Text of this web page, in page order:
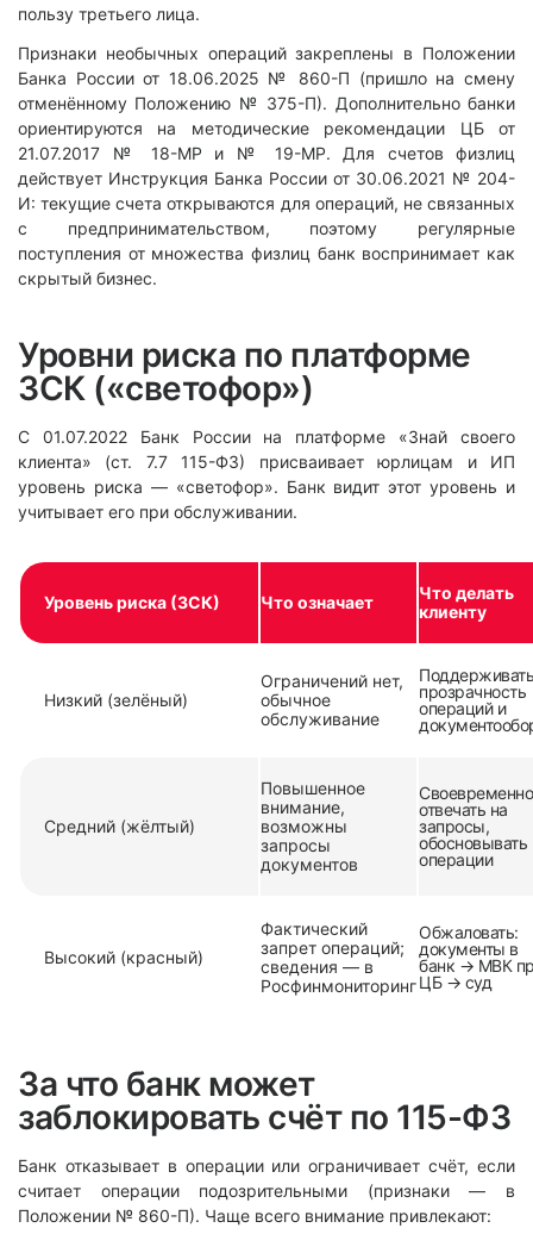
пользу третьего лица.
Признаки необычных операций закреплены в Положении
Банка России от 18.06.2025 № 860-П (пришло на смену
отменённому Положению № 375-П). Дополнительно банки
ориентируются на методические рекомендации ЦБ от
21.07.2017 № 18-МР и № 19-МР. Для счетов физлиц
действует Инструкция Банка России от 30.06.2021 № 204-
И: текущие счета открываются для операций, не связанных
с предпринимательством, поэтому регулярные
поступления от множества физлиц банк воспринимает как
скрытый бизнес.
Уровни риска по платформе
ЗСК («светофор»)
С 01.07.2022 Банк России на платформе «Знай своего
клиента» (ст. 7.7 115-ФЗ) присваивает юрлицам и ИП
уровень риска — «светофор». Банк видит этот уровень и
учитывает его при обслуживании.
Уровень риска (ЗСК) Что означает
Что делать
клиенту
Низкий (зелёный)
Ограничений нет,
обычное
обслуживание
Поддерживать
прозрачность
операций и
Средний (жёлтый)
Повышенное
внимание,
возможны
запросы
документов
Своевременно
отвечать на
запросы,
обосновывать
операции
Высокий (красный)
Фактический
запрет операций;
сведения — в
Росфинмониторинг
Обжаловать:
документы в
банк → МВК
ЦБ → суд
За что банк может
заблокировать счёт по 115-ФЗ
Банк отказывает в операции или ограничивает счёт, если
считает операции подозрительными (признаки — в
Положении № 860-П). Чаще всего внимание привлекают: